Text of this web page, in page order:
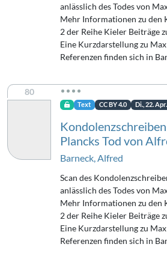
anlässlich des Todes von
Mehr Informationen zu den
2 der Reihe Kieler Beiträge
Eine Kurzdarstellung zu
Referenzen finden sich in
80
Text CC BY 4.0 Di., 22.
Plancks Tod von
Barneck, Alfred
Scan des
anlässlich des Todes von
Mehr Informationen zu den
2 der Reihe Kieler Beiträge
Eine Kurzdarstellung zu
Referenzen finden sich in